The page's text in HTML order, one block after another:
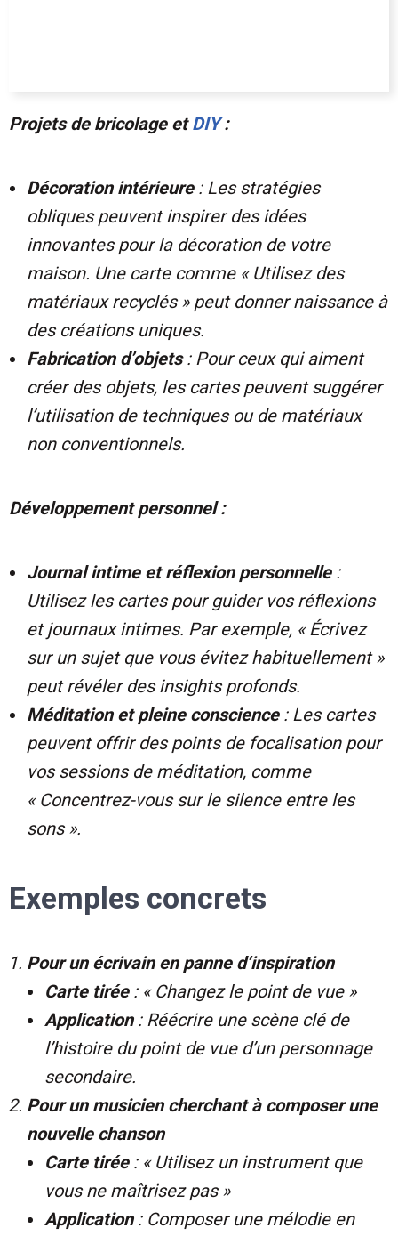
Projets de bricolage etDIY:
Décoration intérieure: Les stratégies
obliques peuvent inspirer des idées
innovantes pour la décoration de votre
maison. Une carte comme « Utilisez des
matériaux recyclés » peut donner naissance à
des créations uniques.
Fabrication d’objets: Pour ceux qui aiment
créer des objets, les cartes peuvent suggérer
l’utilisation de techniques ou de matériaux
non conventionnels.
Développement personnel :
Journal intime et réflexion personnelle:
Utilisez les cartes pour guider vos réflexions
et journaux intimes. Par exemple, « Écrivez
sur un sujet que vous évitez habituellement »
peut révéler des insights profonds.
Méditation et pleine conscience: Les cartes
peuvent offrir des points de focalisation pour
vos sessions de méditation, comme
« Concentrez-vous sur le silence entre les
sons ».
Exemples concrets
Pour un écrivain en panne d’inspiration
Carte tirée: « Changez le point de vue »
Application: Réécrire une scène clé de
l’histoire du point de vue d’un personnage
secondaire.
Pour un musicien cherchant à composer une
nouvelle chanson
Carte tirée: « Utilisez un instrument que
vous ne maîtrisez pas »
Application: Composer une mélodie en